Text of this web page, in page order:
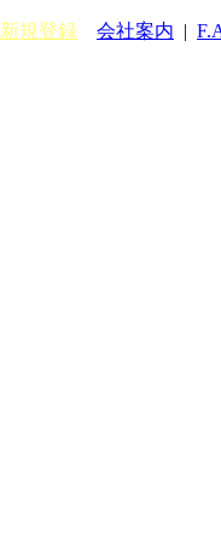
新規登録 会社案内 |